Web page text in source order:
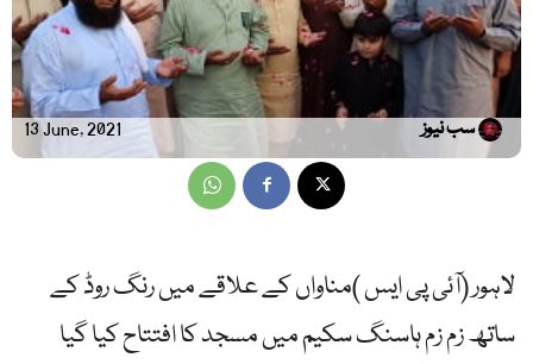
13 June, 2021 سب نیوز
لاہور (آئی پی ایس )مناواں کے علاقے میں رنگ روڈ کے
ساتھ زم زم ہاسنگ سکیم میں مسجد کا افتتاح کیا گیا